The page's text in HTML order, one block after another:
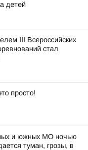
детей
III Всероссийских
стал
просто!
и южных МО ночью
туман, грозы, в